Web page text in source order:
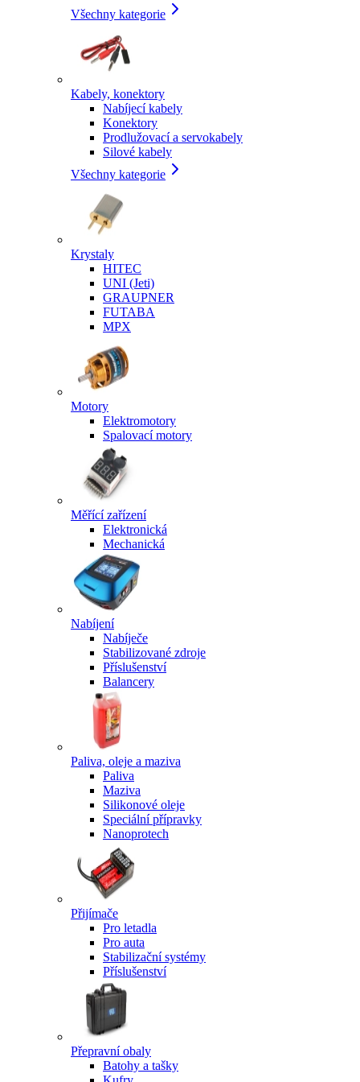
Všechny kategorie
Kabely, konektory
Nabíjecí kabely
Konektory
Prodlužovací a servokabely
Silové kabely
Všechny kategorie
Krystaly
HITEC
UNI (Jeti)
GRAUPNER
FUTABA
MPX
Motory
Elektromotory
Spalovací motory
Měřící zařízení
Elektronická
Mechanická
Nabíjení
Nabíječe
Stabilizované zdroje
Příslušenství
Balancery
Paliva, oleje a maziva
Paliva
Maziva
Silikonové oleje
Speciální přípravky
Nanoprotech
Přijímače
Pro letadla
Pro auta
Stabilizační systémy
Příslušenství
Přepravní obaly
Batohy a tašky